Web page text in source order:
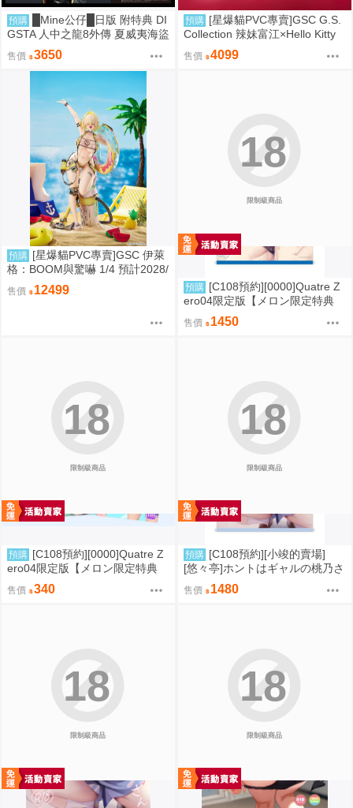
預購
█Mine公仔█日版 附特典 DI
GSTA 人中之龍8外傳 夏威夷海盜
船長真島 真島吾朗 PVC D9252
售價 3650
預購 [星爆貓PVC專賣]GSC G.S.
Collection 辣妹富江×Hello Kitty
預計2027/11到貨
售價 4099
預購 [星爆貓PVC專賣]GSC 伊萊
格：BOOM與驚嚇 1/4 預計2028/
01到貨
售價 12499
限制級商品
18
預購 [C108預約][0000]Quatre Z
ero04限定版【メロン限定特典
付】+B2掛軸 同人誌id=3726590
售價 1450
限制級商品
18
預購 [C108預約][0000]Quatre Z
ero04限定版【メロン限定特典
付】 同人誌id=3791481
售價 340
限制級商品
18
預購 [C108預約][小竣的賣場]
[悠々亭]ホントはギャルの桃乃さ
ん 附蜜瓜特典資料夾+B2掛軸 同
人誌id=3726578
售價 1480
限制級商品
18
限制級商品
18